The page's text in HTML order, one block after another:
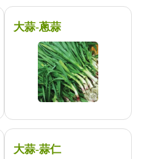
大蒜-蔥蒜
大蒜-蒜仁